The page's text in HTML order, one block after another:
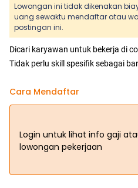
Lowongan ini tidak dikenakan
uang sewaktu mendaftar atau
postingan ini.
Dicari karyawan untuk bekerja di
Tidak perlu skill spesifik sebagai
Cara Mendaftar
Login untuk lihat info gaji
lowongan pekerjaan